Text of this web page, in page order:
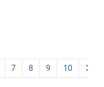
7 8 9 10